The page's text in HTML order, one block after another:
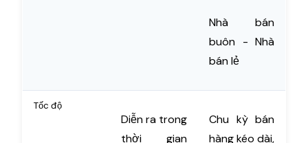
Nhà bán
buôn - Nhà
bán lẻ
Tốc độ
Diễn ra trong
thời gian
Chu kỳ bán
hàng kéo dài,